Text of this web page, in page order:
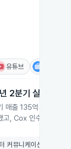
유튜브
분기 실적과 인
135억 달러와 조
고, Cox 인수와
커뮤니케이션스